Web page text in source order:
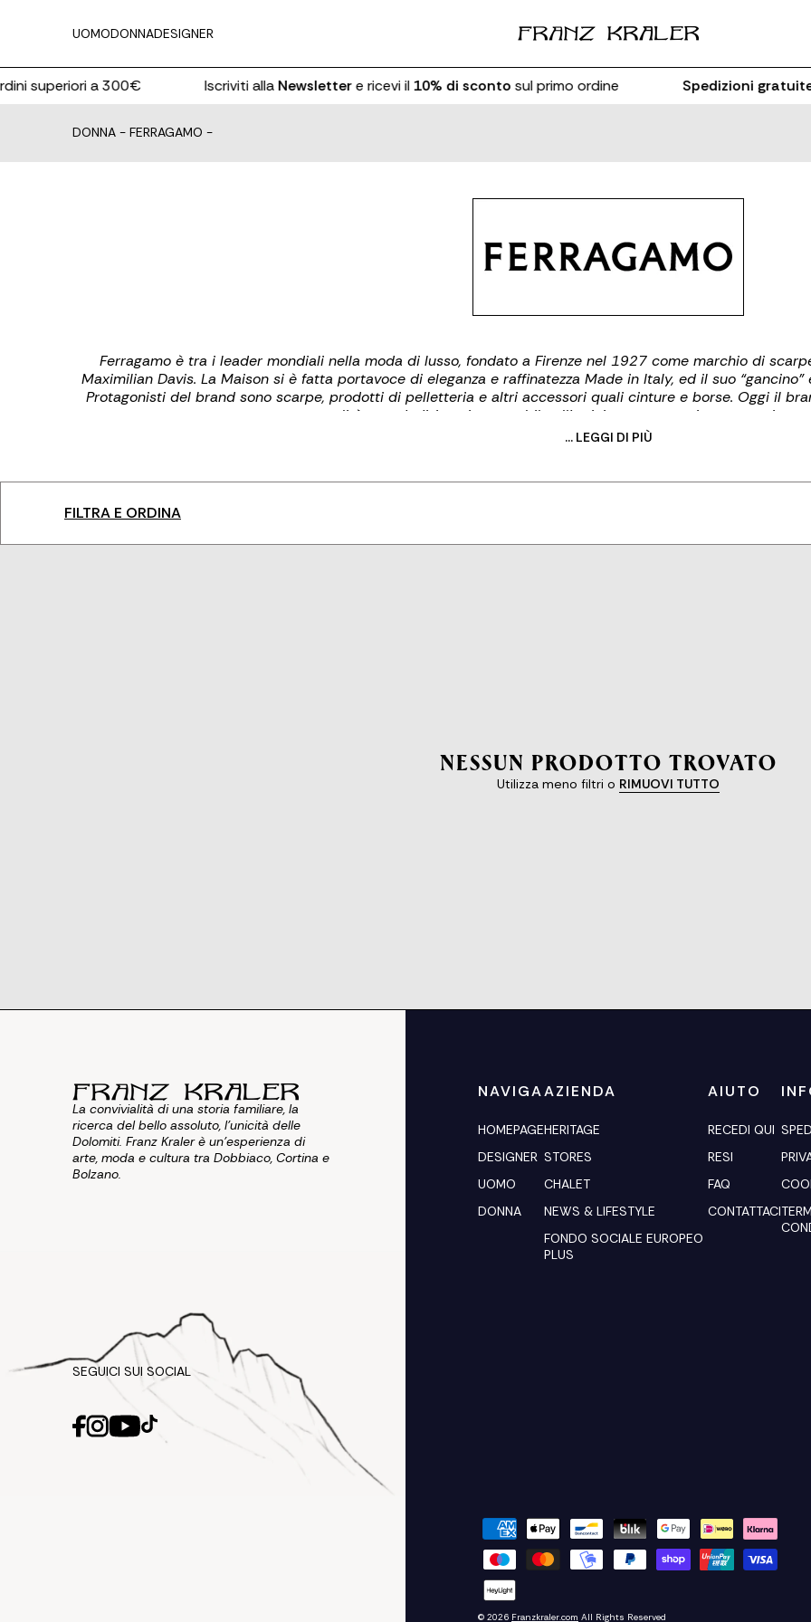
UOMODONNADESIGNER
superiori a 300€ Iscriviti allaNewslettere ricevi il 10% di scontosul primo ordine Spedizioni gratuite
DONNA - FERRAGAMO -
Ferragamo è tra i leader mondiali nella moda di lusso, fondato a Firenze nel 1927 come marchio di
Maximilian Davis. La Maison si è fatta portavoce di eleganza e raffinatezza Made in Italy, ed il suo
Protagonisti del brand sono scarpe, prodotti di pelletteria e altri accessori quali cinture e borse. Oggi il
qualità, una dedizione instancabile all'artigianato e una ricerca continua di
... LEGGI DI PIÙ
FILTRA E ORDINA
NESSUN PRODOTTO TROVATO
Utilizza meno filtri o RIMUOVI TUTTO
La convivialità di una storia familiare, la
ricerca del bello assoluto, l'unicità delle
Dolomiti. Franz Kraler è un'esperienza di
arte, moda e cultura tra Dobbiaco, Cortina e
Bolzano.
SEGUICI SUI SOCIAL
NAVIGA
HOMEPAGE
DESIGNER
UOMO
DONNA
AZIENDA
HERITAGE
STORES
CHALET
NEWS & LIFESTYLE
FONDO SOCIALE EUROPEO
PLUS
AIUTO
RECEDI QUI
RESI
FAQ
CONTATTACI
© 2026 Franzkraler.com All Rights Reserved